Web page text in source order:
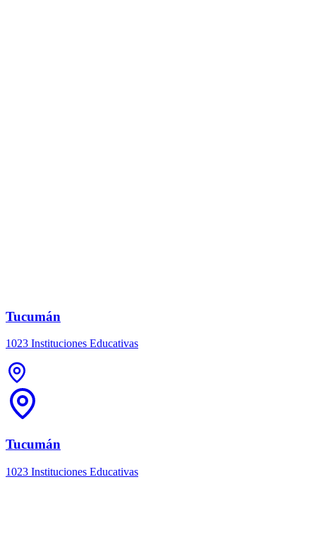
Tucumán
1023 Instituciones Educativas
Tucumán
1023 Instituciones Educativas